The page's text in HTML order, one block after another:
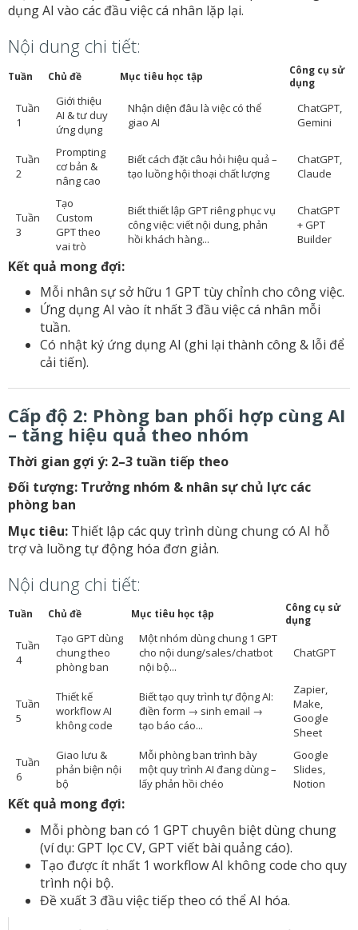
dụng AI vào các đầu việc cá nhân lặp lại.
Nội dung chi tiết:
Tuần Chủ đề Mục tiêu học tập
Công cụ sử
dụng
Tuần
1
Giới thiệu
AI & tư duy
ứng dụng
Nhận diện đâu là việc có thể
giao AI
ChatGPT,
Gemini
Tuần
2
Prompting
cơ bản &
nâng cao
Biết cách đặt câu hỏi hiệu quả –
tạo luồng hội thoại chất lượng
ChatGPT,
Claude
Tuần
3
Tạo
Custom
GPT theo
vai trò
Biết thiết lập GPT riêng phục vụ
công việc: viết nội dung, phản
hồi khách hàng...
ChatGPT
+ GPT
Builder
Kết quả mong đợi:
Mỗi nhân sự sở hữu 1 GPT tùy chỉnh cho công việc.
Ứng dụng AI vào ít nhất 3 đầu việc cá nhân mỗi
tuần.
Có nhật ký ứng dụng AI (ghi lại thành công & lỗi để
cải tiến).
Cấp độ 2: Phòng ban phối hợp cùng AI
– tăng hiệu quả theo nhóm
Thời gian gợi ý: 2–3 tuần tiếp theo
Đối tượng: Trưởng nhóm & nhân sự chủ lực các
phòng ban
Mục tiêu: Thiết lập các quy trình dùng chung có AI hỗ
trợ và luồng tự động hóa đơn giản.
Nội dung chi tiết:
Tuần Chủ đề Mục tiêu học tập
Công cụ sử
dụng
Tuần
4
Tạo GPT dùng
chung theo
phòng ban
Một nhóm dùng chung 1 GPT
cho nội dung/sales/chatbot
nội bộ...
ChatGPT
Tuần
5
Thiết kế
workflow AI
không code
Biết tạo quy trình tự động AI:
điền form → sinh email →
tạo báo cáo...
Zapier,
Make,
Google
Sheet
Tuần
6
Giao lưu &
phản biện nội
bộ
Mỗi phòng ban trình bày
một quy trình AI đang dùng –
lấy phản hồi chéo
Google
Slides,
Notion
Kết quả mong đợi:
Mỗi phòng ban có 1 GPT chuyên biệt dùng chung
(ví dụ: GPT lọc CV, GPT viết bài quảng cáo).
Tạo được ít nhất 1 workflow AI không code cho quy
trình nội bộ.
Đề xuất 3 đầu việc tiếp theo có thể AI hóa.